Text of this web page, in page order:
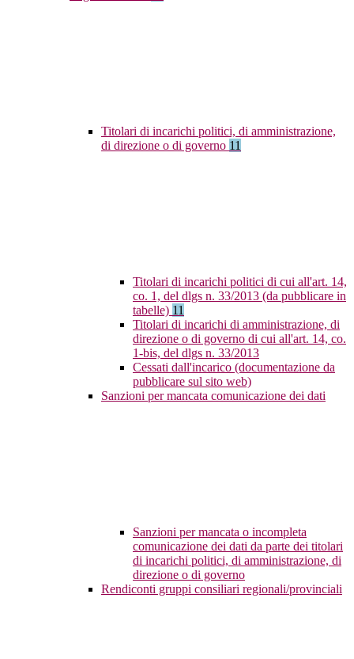
Titolari di incarichi politici, di amministrazione,
di direzione o di governo 11
Titolari di incarichi politici di cui all'art. 14,
co. 1, del dlgs n. 33/2013 (da pubblicare in
tabelle) 11
Titolari di incarichi di amministrazione, di
direzione o di governo di cui all'art. 14, co.
1-bis, del dlgs n. 33/2013
Cessati dall'incarico (documentazione da
pubblicare sul sito web)
Sanzioni per mancata comunicazione dei dati
Sanzioni per mancata o incompleta
comunicazione dei dati da parte dei titolari
di incarichi politici, di amministrazione, di
direzione o di governo
Rendiconti gruppi consiliari regionali/provinciali